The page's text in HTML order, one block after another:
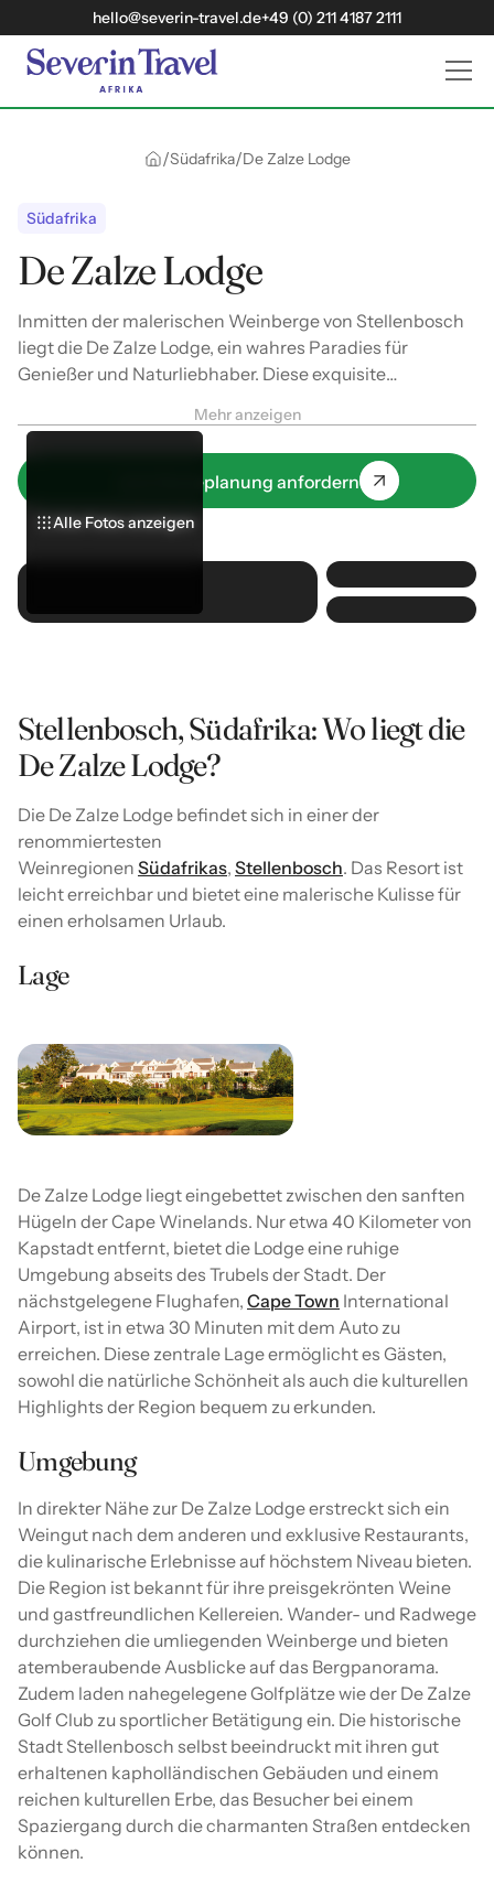
hello@severin-travel.de+49 (0) 211 4187 2111
/Südafrika/De Zalze Lodge
Südafrika
De Zalze Lodge
Inmitten der malerischen Weinberge von Stellenbosch
liegt die De Zalze Lodge, ein wahres Paradies für
Genießer und Naturliebhaber. Diese exquisite
auch unvergessliche Erlebnisse in einer
atemberaubenden Umgebung.
Mehr anzeigen
Jetzt Reiseplanung anfordern
Alle Fotos anzeigen
Alle Fotos anzeigen
Alle Fotos anzeigen
Stellenbosch, Südafrika: Wo liegt die
De Zalze Lodge?
Die De Zalze Lodge befindet sich in einer der
renommiertesten
Weinregionen Südafrikas, Stellenbosch. Das Resort ist
leicht erreichbar und bietet eine malerische Kulisse für
einen erholsamen Urlaub.
Lage
De Zalze Lodge liegt eingebettet zwischen den sanften
Hügeln der Cape Winelands. Nur etwa 40 Kilometer von
Kapstadt entfernt, bietet die Lodge eine ruhige
Umgebung abseits des Trubels der Stadt. Der
nächstgelegene Flughafen, Cape Town International
Airport, ist in etwa 30 Minuten mit dem Auto zu
erreichen. Diese zentrale Lage ermöglicht es Gästen,
sowohl die natürliche Schönheit als auch die kulturellen
Highlights der Region bequem zu erkunden.
Umgebung
In direkter Nähe zur De Zalze Lodge erstreckt sich ein
Weingut nach dem anderen und exklusive Restaurants,
die kulinarische Erlebnisse auf höchstem Niveau bieten.
Die Region ist bekannt für ihre preisgekrönten Weine
und gastfreundlichen Kellereien. Wander- und Radwege
durchziehen die umliegenden Weinberge und bieten
atemberaubende Ausblicke auf das Bergpanorama.
Zudem laden nahegelegene Golfplätze wie der De Zalze
Golf Club zu sportlicher Betätigung ein. Die historische
Stadt Stellenbosch selbst beeindruckt mit ihren gut
erhaltenen kapholländischen Gebäuden und einem
reichen kulturellen Erbe, das Besucher bei einem
Spaziergang durch die charmanten Straßen entdecken
können.